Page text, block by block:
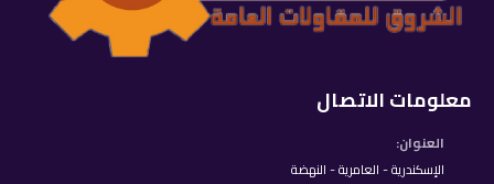
معلومات الاتصال
العنوان:
الإسكندرية - العامرية - النهضة